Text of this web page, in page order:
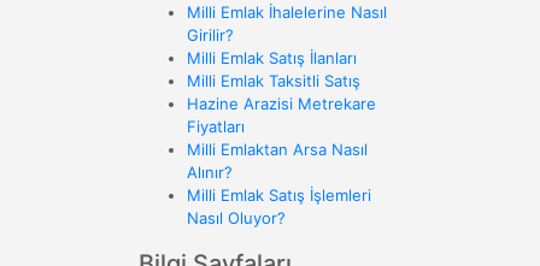
Milli Emlak İhalelerine Nasıl
Girilir?
Milli Emlak Satış İlanları
Milli Emlak Taksitli Satış
Hazine Arazisi Metrekare
Fiyatları
Milli Emlaktan Arsa Nasıl
Alınır?
Milli Emlak Satış İşlemleri
Nasıl Oluyor?